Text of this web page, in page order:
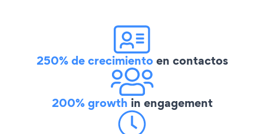
250% de crecimientoen contactos
200% growth in engagement